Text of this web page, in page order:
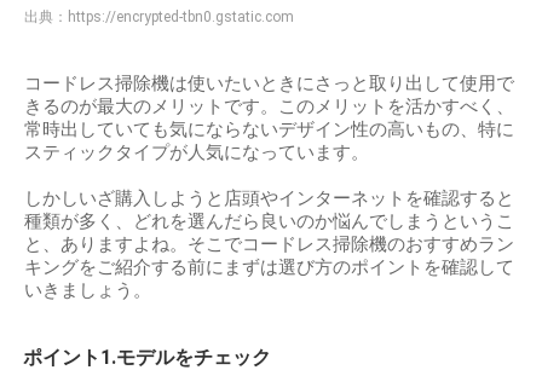
出典： https://encrypted-tbn0.gstatic.com
コードレス掃除機は使いたいときにさっと取り出して使用で
きるのが最大のメリットです。このメリットを活かすべく、
常時出していても気にならないデザイン性の高いもの、特に
スティックタイプが人気になっています。
しかしいざ購入しようと店頭やインターネットを確認すると
種類が多く、どれを選んだら良いのか悩んでしまうというこ
と、ありますよね。そこでコードレス掃除機のおすすめラン
キングをご紹介する前にまずは選び方のポイントを確認して
いきましょう。
ポイント1.モデルをチェック